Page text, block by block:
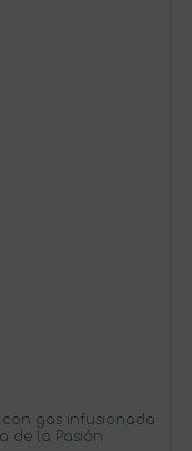
gas infusionada
de la Pasión